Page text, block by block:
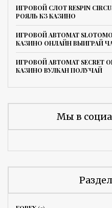
ИГРОВОЙ СЛОТ RESPIN
РОЯЛЬ КЗ КАЗИНО
ИГРОВОЙ АВТОМАТ
КАЗИНО ОНЛАЙН ВЫИГРАЙ
ИГРОВОЙ АВТОМАТ SECRET
КАЗИНО ВУЛКАН ПОЛУЧАЙ
Мы в